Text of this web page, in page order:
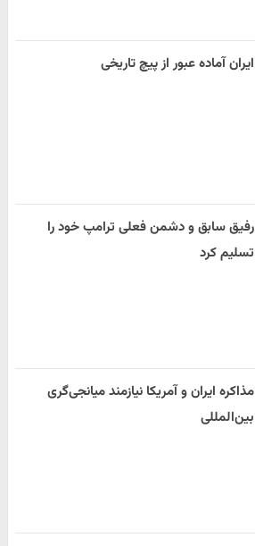
ایران آماده عبور از پیچ تاریخی
رفیق سابق و دشمن فعلی ترامپ خود را
تسلیم کرد
مذاکره ایران و آمریکا نیازمند میانجی‌گری
بین‌المللی